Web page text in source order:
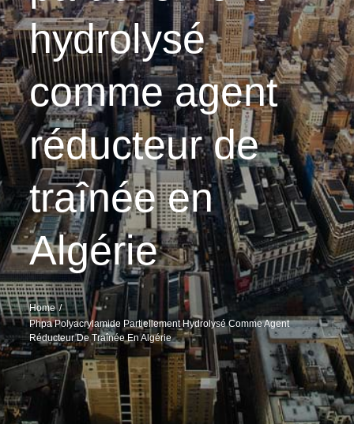
hydrolysé
comme agent
réducteur de
traînée en
Algérie
Home
Phpa Polyacrylamide Partiellement Hydrolysé Comme Agent
Réducteur De Traînée En Algérie